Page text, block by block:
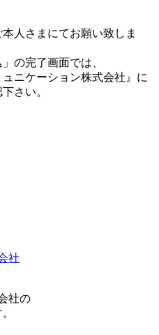
人さまにてお願い致しま
の完了画面では、
ュニケーション株式会社』 に
さい。
社
社の